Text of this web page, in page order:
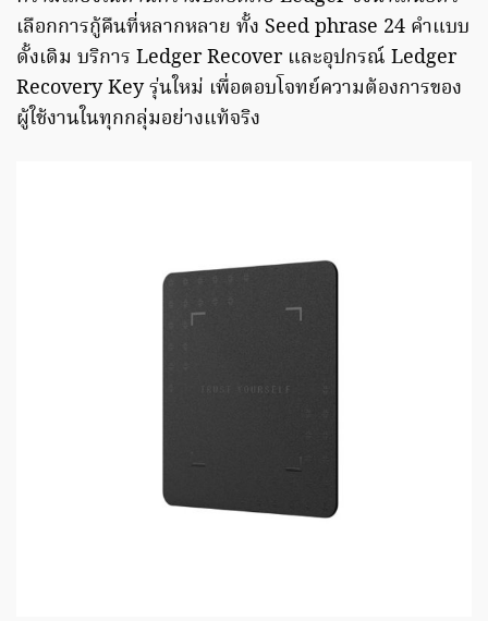
เลือกการกู้คืนที่หลากหลาย ทั้ง Seed phrase 24 คำแบบ
ดั้งเดิม บริการ Ledger Recover และอุปกรณ์ Ledger
Recovery Key รุ่นใหม่ เพื่อตอบโจทย์ความต้องการของ
ผู้ใช้งานในทุกกลุ่มอย่างแท้จริง